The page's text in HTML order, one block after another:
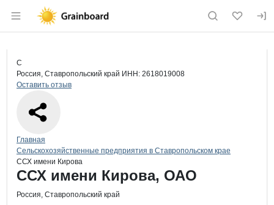
Раздел навигации по сайту
Страница компании
Страница компании
Краткая информация о компании
С
Россия, Ставропольский край ИНН: 2618019008
Оставить отзыв
Навигация по сайту
Главная
Сельскохозяйственные предприятия в Ставропольском крае
ССХ имени Кирова
Основная информация о компании
ССХ имени Кирова, ОАО
Россия, Ставропольский край